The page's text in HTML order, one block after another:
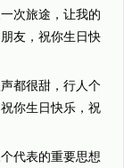
次旅途，让我的
友，祝你生日快
都很甜，行人个
你生日快乐，祝
代表的重要思想